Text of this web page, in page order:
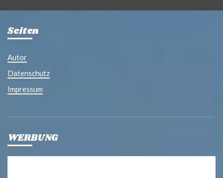
Seiten
Autor
Datenschutz
Impressum
WERBUNG